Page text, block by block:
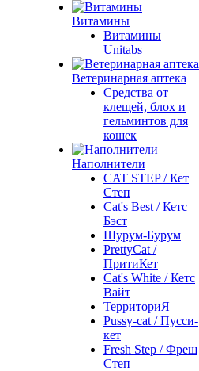
Витамины
Витамины
Unitabs
Ветеринарная аптека
Средства от
клещей, блох и
гельминтов для
кошек
Наполнители
CAT STEP / Кет
Степ
Cat's Best / Кетс
Бэст
Шурум-Бурум
PrettyCat /
ПритиКет
Cat's White / Кетс
Вайт
ТерриториЯ
Pussy-cat / Пусси-
кет
Fresh Step / Фреш
Степ